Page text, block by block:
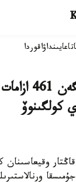
تاعايىنداۋاقوردا
راقىمشىلىققا
كولگىنوۆ
وقيعاسىنان